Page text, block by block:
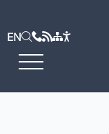
EN